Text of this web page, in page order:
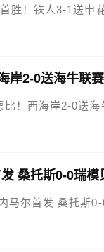
胜！铁人3-1送申
岸2-0送海牛联
！西海岸2-0送
桑托斯0-0瑞模
马尔首发 桑托斯